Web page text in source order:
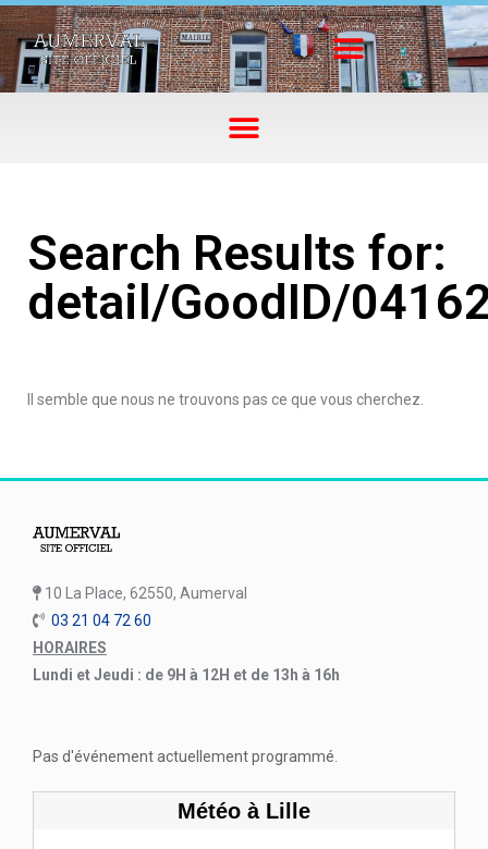
Search Results for:
detail/GoodID/
Il semble que nous ne trouvons pas ce que vous cherchez.
10 La Place, 62550, Aumerval
03 21 04 72 60
HORAIRES
Lundi et Jeudi : de 9H à 12H et de 13h à 16h
Pas d'événement actuellement programmé.
Météo à Lille